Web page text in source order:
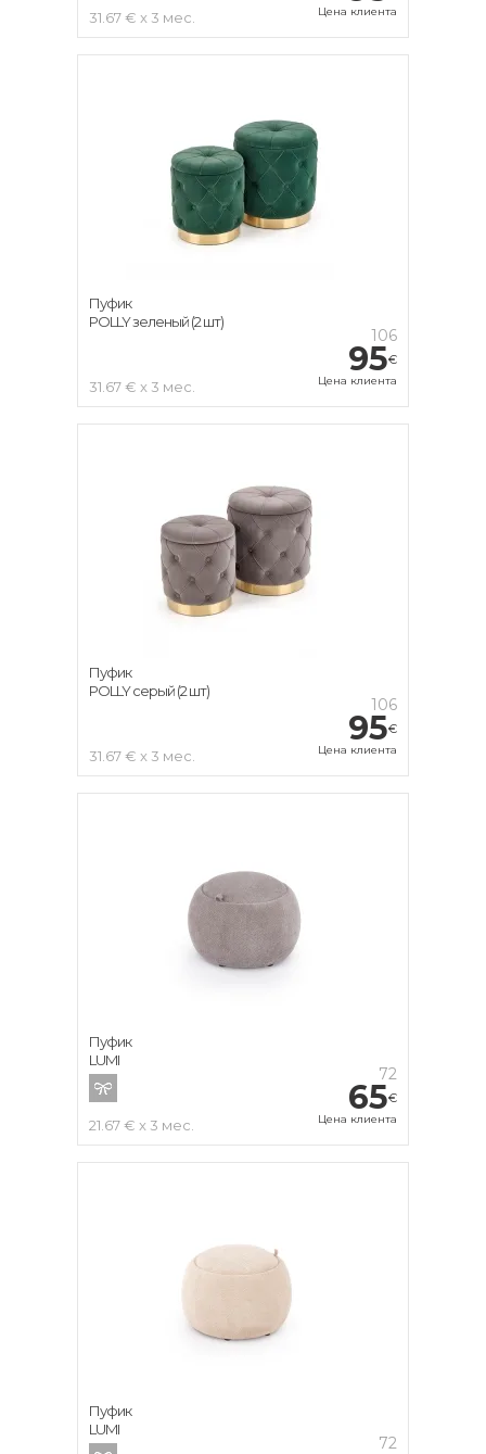
Цена клиента
31.67 € x 3 мес.
106
95€
Цена клиента
31.67 € x 3 мес.
Пуфик
POLLY зеленый (2 шт)
106
95€
Цена клиента
31.67 € x 3 мес.
Пуфик
POLLY серый (2 шт)
72
65€
Цена клиента
21.67 € x 3 мес.
Пуфик
LUMI
72
Пуфик
LUMI